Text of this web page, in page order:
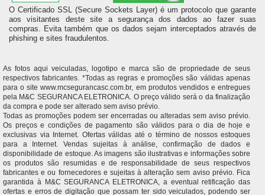
O Certificado SSL (Secure Sockets Layer) é um protocolo que garante
aos visitantes deste site a segurança dos dados ao fazer suas
compras. Evita também que os dados sejam interceptados através de
phishing e sites fraudulentos.
As fotos aqui veiculadas, logotipo e marca são de propriedade de seus
respectivos fabricantes. *Todas as regras e promoções são válidas apenas
para o site www.mcsegurancasc.com.br, em produtos vendidos e entregues
pela M&C SEGURANCA ELETRONICA. O preço válido será o da finalização
da compra e pode ser alterado sem aviso prévio.
Todas as promoções podem ser encerradas ou alteradas sem aviso prévio.
Os preços e condições de pagamento são válidos para o dia de hoje e
exclusivas via Internet. Ofertas válidas até o término de nossos estoques
para a Internet. Vendas sujeitas à análise, confirmação de dados e
disponibilidade de estoque. As imagens são ilustrativas e informações sobre
os produtos são resumidas e de responsabilidade de seus respectivos
fabricantes e ou fornecedores e sujeitas à alteração sem aviso prévio. Fica
garantida à M&C SEGURANCA ELETRONICA, a eventual retificação das
ofertas e erros de digitação que possam ter sido veiculados, podendo ser